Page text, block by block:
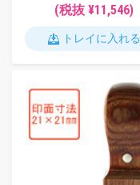
(税抜 ¥11,546)
トレイに入れる